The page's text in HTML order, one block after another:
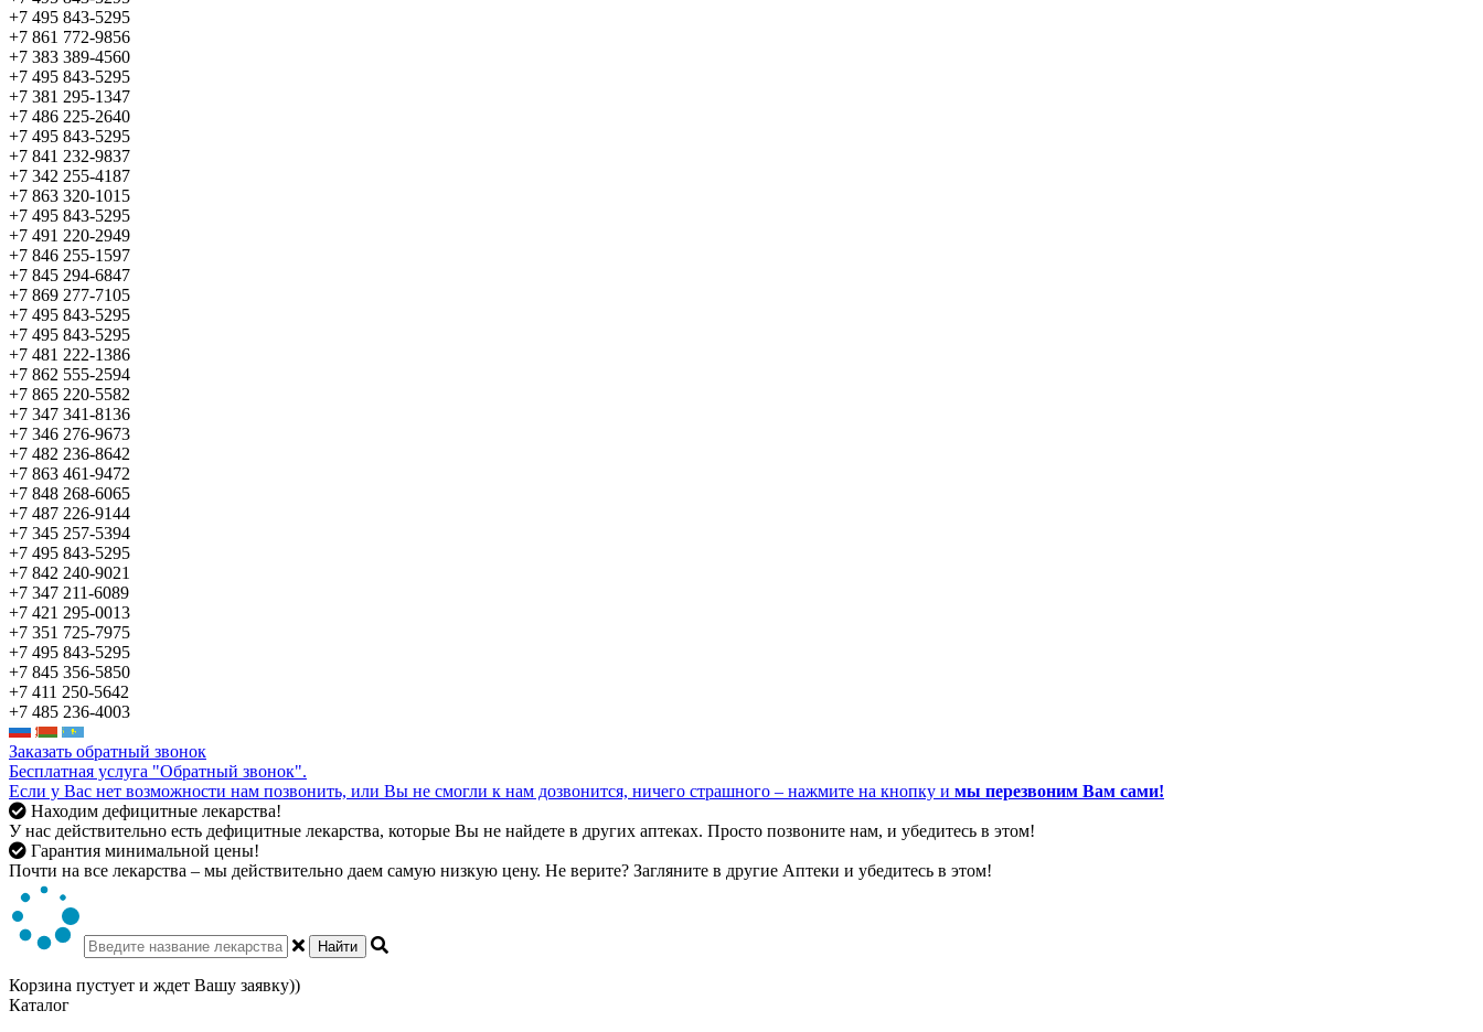
+7 495 843-5295
+7 861 772-9856
+7 383 389-4560
+7 495 843-5295
+7 381 295-1347
+7 486 225-2640
+7 495 843-5295
+7 841 232-9837
+7 342 255-4187
+7 863 320-1015
+7 495 843-5295
+7 491 220-2949
+7 846 255-1597
+7 845 294-6847
+7 869 277-7105
+7 495 843-5295
+7 495 843-5295
+7 481 222-1386
+7 862 555-2594
+7 865 220-5582
+7 347 341-8136
+7 346 276-9673
+7 482 236-8642
+7 863 461-9472
+7 848 268-6065
+7 487 226-9144
+7 345 257-5394
+7 495 843-5295
+7 842 240-9021
+7 347 211-6089
+7 421 295-0013
+7 351 725-7975
+7 495 843-5295
+7 845 356-5850
+7 411 250-5642
+7 485 236-4003
Заказать обратный звонок
Бесплатная услуга "Обратный звонок".
Если у Вас нет возможности нам позвонить, или Вы не смогли к нам дозвонится, ничего страшного – нажмите на кнопку и мы перезвоним Вам сами!
Находим дефицитные лекарства!
У нас действительно есть дефицитные лекарства, которые Вы не найдете в других аптеках. Просто позвоните нам, и убедитесь в этом!
Гарантия минимальной цены!
Почти на все лекарства – мы действительно даем самую низкую цену. Не верите? Загляните в другие Аптеки и убедитесь в этом!
Найти
Корзина пустует и ждет Вашу заявку))
Каталог